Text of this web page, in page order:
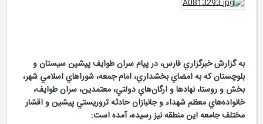
به گزارش خبرگزاري فارس، در پيام سران طوايف پيشين سيستان و
بلوچستان كه به امضاي بخشداري، امام جمعه، شوراهاي اسلامي شهر،
بخش و روستا، نهادها و ارگان‌هاي دولتي، معتمدين، سران طوايف،
خانواده‌هاي معظم شهداء و جانبازان حادثه تروريستي پيشين و اقشار
مختلف جامعه اين منطقه نيز رسيده، آمده است: